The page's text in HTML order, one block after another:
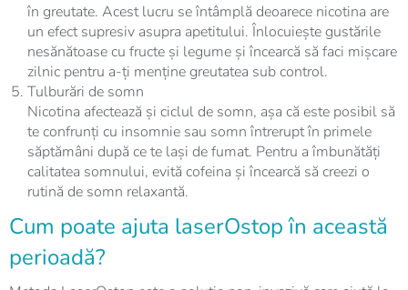
în greutate. Acest lucru se întâmplă deoarece nicotina are
un efect supresiv asupra apetitului. Înlocuiește gustările
nesănătoase cu fructe și legume și încearcă să faci mișcare
zilnic pentru a-ți menține greutatea sub control.
Tulburări de somn
Nicotina afectează și ciclul de somn, așa că este posibil să
te confrunți cu insomnie sau somn întrerupt în primele
săptămâni după ce te lași de fumat. Pentru a îmbunătăți
calitatea somnului, evită cofeina și încearcă să creezi o
rutină de somn relaxantă.
Cum poate ajuta laserOstop în această
perioadă?